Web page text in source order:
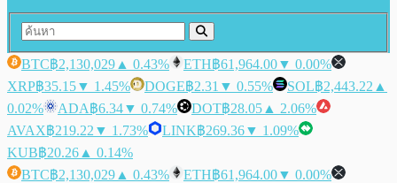
BTC฿2,130,029 ▲ 0.43% ETH฿61,964.00▼ 0.00%
XRP฿35.15▼ 1.45% DOGE฿2.31 ▼ 0.55% SOL฿2,443.22 ▲
0.02%
ADA฿6.34▼ 0.74% DOT฿28.05 ▲ 2.06%
AVAX฿219.22 ▼ 1.73% LINK฿269.36▼ 1.09%
KUB฿20.26 ▲ 0.14%
BTC฿2,130,029 ▲ 0.43% ETH฿61,964.00▼ 0.00%